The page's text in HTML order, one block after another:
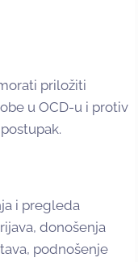
priložiti
u OCD-u i protiv
i pregleda
donošenja
podnošenje